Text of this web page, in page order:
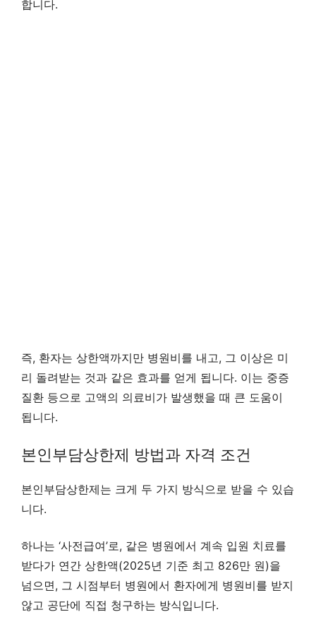
합니다.
즉, 환자는 상한액까지만 병원비를 내고, 그 이상은 미
리 돌려받는 것과 같은 효과를 얻게 됩니다. 이는 중증
질환 등으로 고액의 의료비가 발생했을 때 큰 도움이
됩니다.
본인부담상한제 방법과 자격 조건
본인부담상한제는 크게 두 가지 방식으로 받을 수 있습
니다.
하나는 ‘사전급여’로, 같은 병원에서 계속 입원 치료를
받다가 연간 상한액(2025년 기준 최고 826만 원)을
넘으면, 그 시점부터 병원에서 환자에게 병원비를 받지
않고 공단에 직접 청구하는 방식입니다.